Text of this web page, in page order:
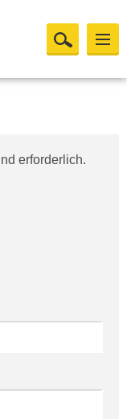
erforderlich.